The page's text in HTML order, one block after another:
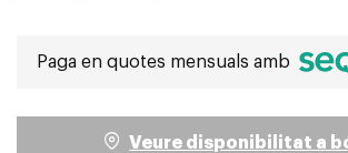
Paga en quotes mensuals amb
Veure disponibilitat a